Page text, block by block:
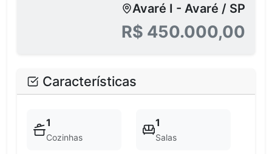
Avaré I - Avaré / SP
R$ 450.000,00
Características
1
Cozinhas
1
Salas